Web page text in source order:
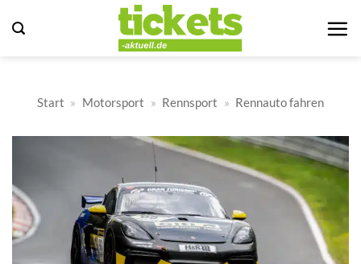
Inhalt
Start » Motorsport » Rennsport » Rennauto fahren